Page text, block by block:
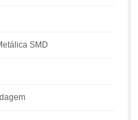
SMD